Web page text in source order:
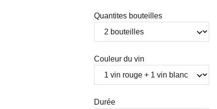
Quantites bouteilles
Couleur du vin
Durée